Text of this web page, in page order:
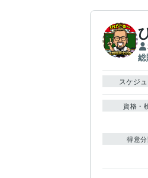
スケジ
資格・
得意